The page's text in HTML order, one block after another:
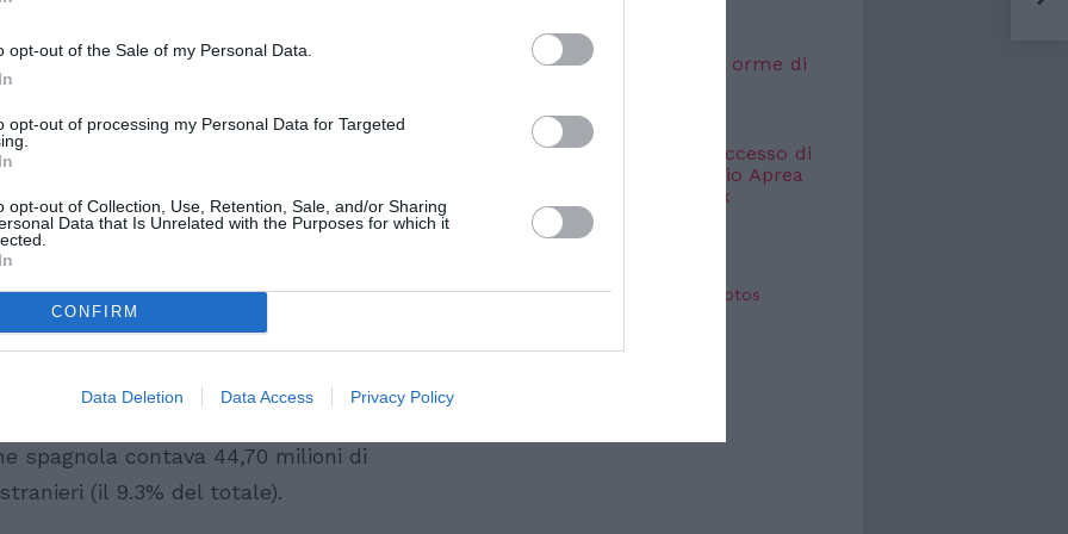
opt-out of the Sale of my Personal Data.
opt-out of processing my Personal Data for Targeted
opt-out of Collection, Use, Retention, Sale, and/or Sharing
Data that Is Unrelated with the Purposes for which it
CONFIRM
Data Deletion Data Access Privacy Policy
ha superato nel 2006 la soglia di 45
un aumento degli immigrati che contano
ieri dall’Istituto nazionale di statistica
milioni di persone in Spagna, tra questi
9,9 per cento del totale, secondo un
di spagnoli censiti ha conosciuto
(0,17%), e gli stranieri di 338mila
l’Ine. Tra gli stranieri si registra un
di 275mila (19,26%) persone".
spagnola contava 44,70 milioni di
(il 9.3% del totale).
Angelique a Sirmione sulle orme di
Dionisio Festival, dopo il successo di
Laura Marinoni arriva Valerio Aprea
con i monologhi di Makkox
4 Agosto 2026
Photoshoot Paris - Shooting photos